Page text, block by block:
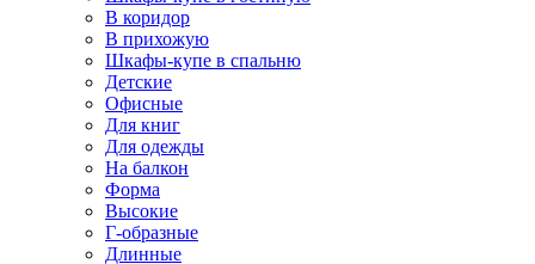
В коридор
В прихожую
Шкафы-купе в спальню
Детские
Офисные
Для книг
Для одежды
На балкон
Форма
Высокие
Г-образные
Длинные